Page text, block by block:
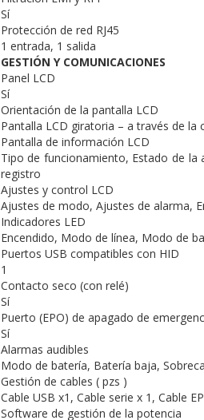
Sí
Protección de red RJ45
1 entrada, 1 salida
GESTIÓN Y COMUNICACIONES
Panel LCD
Sí
Orientación de la pantalla LCD
Pantalla LCD giratoria – a través de la
Pantalla de información LCD
Tipo de funcionamiento, Estado de la
registro
Ajustes y control LCD
Ajustes de modo, Ajustes de alarma,
Indicadores LED
Encendido, Modo de línea, Modo de
Puertos USB compatibles con HID
1
Contacto seco (con relé)
Sí
Puerto (EPO) de apagado de
Sí
Alarmas audibles
Modo de batería, Batería baja,
Gestión de cables ( pzs )
Cable USB x1, Cable serie x 1, Cable
Software de gestión de la potencia